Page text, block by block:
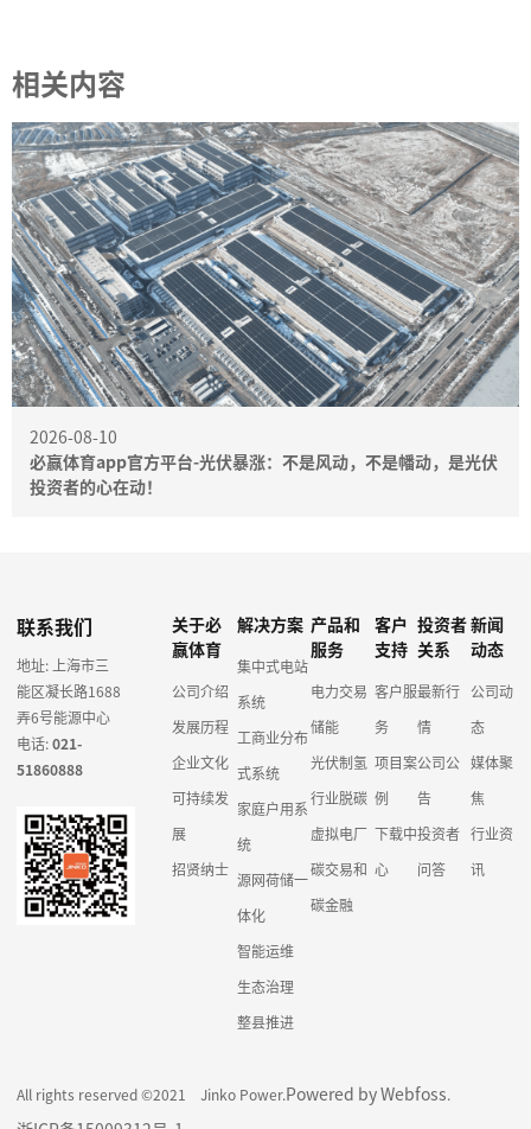
相关内容
2026-08-10
必赢体育app官方平台-光伏暴涨：不是风动，不是幡动，是光伏
投资者的心在动！
联系我们
地址: 上海市三
能区凝长路1688
弄6号能源中心
电话:021-
51860888
关于必
赢体育
公司介绍
发展历程
企业文化
可持续发
展
招贤纳士
解决方案
集中式电站
系统
工商业分布
式系统
家庭户用系
统
源网荷储一
体化
智能运维
生态治理
整县推进
产品和
服务
电力交易
储能
光伏制氢
行业脱碳
虚拟电厂
碳交易和
碳金融
客户
支持
客户服
务
项目案
例
下载中
心
投资者
关系
最新行
情
公司公
告
投资者
问答
新闻
动态
公司动
态
媒体聚
焦
行业资
讯
All rights reserved ©2021 Jinko Power.Powered by Webfoss.